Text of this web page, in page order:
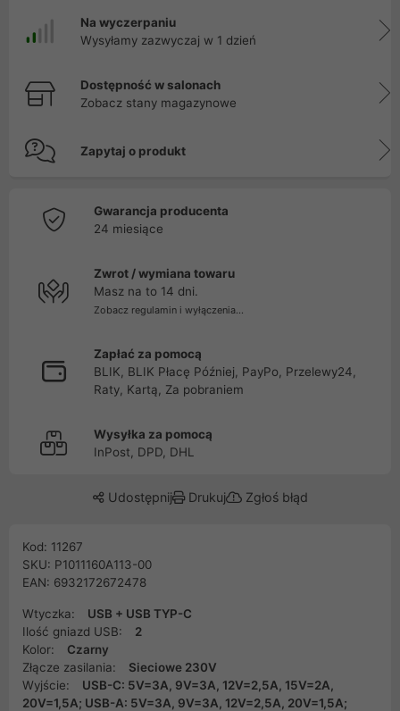
Na wyczerpaniu
Wysyłamy zazwyczaj w 1 dzień
Dostępność w salonach
Zobacz stany magazynowe
Zapytaj o produkt
Gwarancja producenta
24 miesiące
Zwrot / wymiana towaru
Masz na to 14 dni.
Zobacz regulamin i wyłączenia...
Zapłać za pomocą
BLIK, BLIK Płacę Później, PayPo, Przelewy24,
Raty, Kartą, Za pobraniem
Wysyłka za pomocą
InPost, DPD, DHL
Udostępnij Drukuj Zgłoś błąd
Kod: 11267
SKU: P1011160A113-00
EAN: 6932172672478
Wtyczka:
USB + USB TYP-C
Ilość gniazd USB:
2
Kolor:
Czarny
Złącze zasilania:
Sieciowe 230V
Wyjście:
USB-C: 5V=3A, 9V=3A, 12V=2,5A, 15V=2A,
20V=1,5A; USB-A: 5V=3A, 9V=3A, 12V=2,5A, 20V=1,5A;